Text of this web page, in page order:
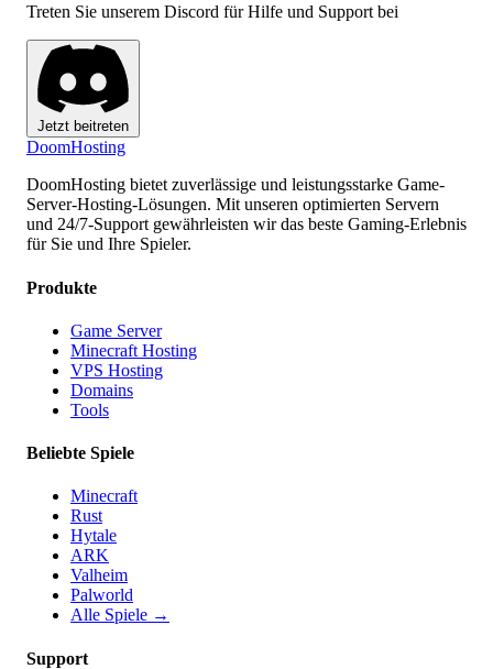
Treten Sie unserem Discord für Hilfe und Support bei
Jetzt beitreten
DoomHosting
DoomHosting bietet zuverlässige und leistungsstarke Game-
Server-Hosting-Lösungen. Mit unseren optimierten Servern
und 24/7-Support gewährleisten wir das beste Gaming-Erlebnis
für Sie und Ihre Spieler.
Produkte
Game Server
Minecraft Hosting
VPS Hosting
Domains
Tools
Beliebte Spiele
Minecraft
Rust
Hytale
ARK
Valheim
Palworld
Alle Spiele →
Support